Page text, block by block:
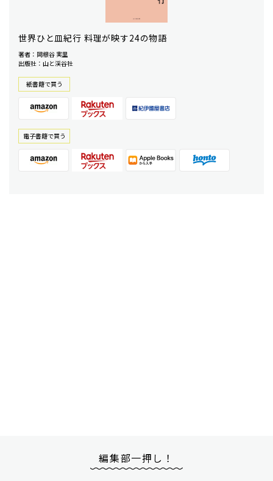
世界ひと皿紀行 料理が映す24の物語
著者：岡根谷 実里
出版社：山と渓谷社
紙書籍で買う
電⼦書籍で買う
編集部一押し！